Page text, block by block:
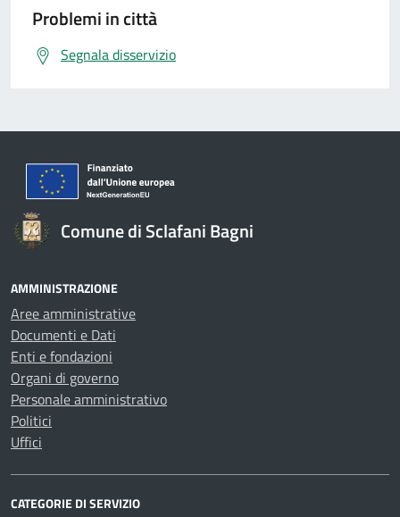
Problemi in città
Segnala disservizio
Comune di Sclafani Bagni
AMMINISTRAZIONE
Aree amministrative
Documenti e Dati
Enti e fondazioni
Organi di governo
Personale amministrativo
Politici
Uffici
CATEGORIE DI SERVIZIO